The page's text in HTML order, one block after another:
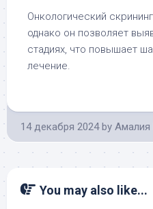
Онкологический
однако он позволяет
стадиях, что повышает
лечение.
14 декабря 2024 by Амалия
You may also like...